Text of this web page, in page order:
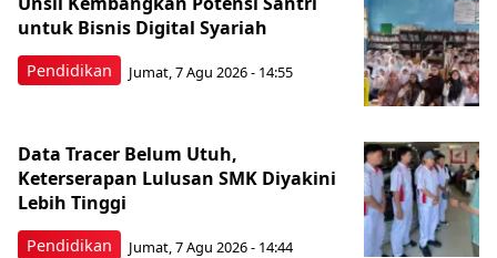
Pendidikan
untuk Bisnis Digital Syariah
Jumat, 7 Agu 2026 - 14:55
Pendidikan
Data Tracer Belum Utuh,
Keterserapan Lulusan SMK Diyakini
Lebih Tinggi
Jumat, 7 Agu 2026 - 14:44